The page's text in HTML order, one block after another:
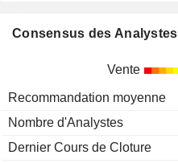
Consensus des Analystes
Vente
Recommandation moyenne
Nombre d'Analystes
Dernier Cours de Cloture